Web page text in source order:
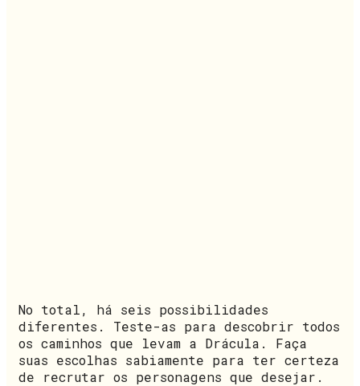
No total, há seis possibilidades
diferentes. Teste-as para descobrir todos
os caminhos que levam a Drácula. Faça
suas escolhas sabiamente para ter certeza
de recrutar os personagens que desejar.